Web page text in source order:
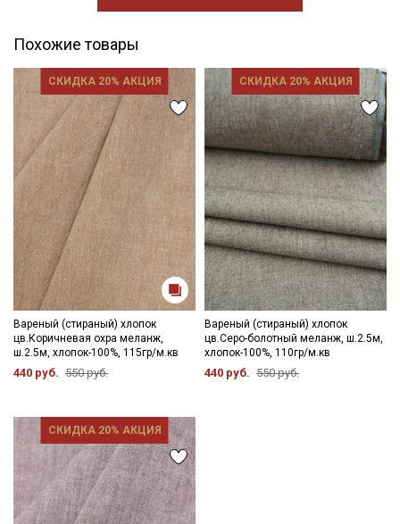
Похожие товары
СКИДКА 20% АКЦИЯ
Вареный (стираный) хлопок
цв.Коричневая охра меланж,
ш.2.5м, хлопок-100%, 115гр/м.кв
440 руб. 550 руб.
СКИДКА 20% АКЦИЯ
Вареный (стираный) хлопок
цв.Серо-болотный меланж, ш.2.5м,
хлопок-100%, 110гр/м.кв
440 руб. 550 руб.
СКИДКА 20% АКЦИЯ